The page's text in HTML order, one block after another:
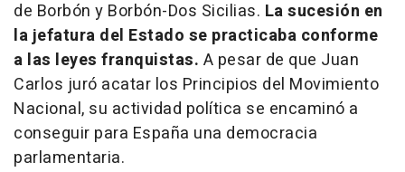
de Borbón y Borbón-Dos Sicilias. La sucesión en
la jefatura del Estado se practicaba conforme
a las leyes franquistas. A pesar de que Juan
Carlos juró acatar los Principios del Movimiento
Nacional, su actividad política se encaminó a
conseguir para España una democracia
parlamentaria.